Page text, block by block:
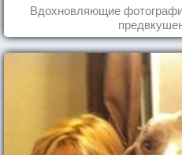
Вдохновляющие